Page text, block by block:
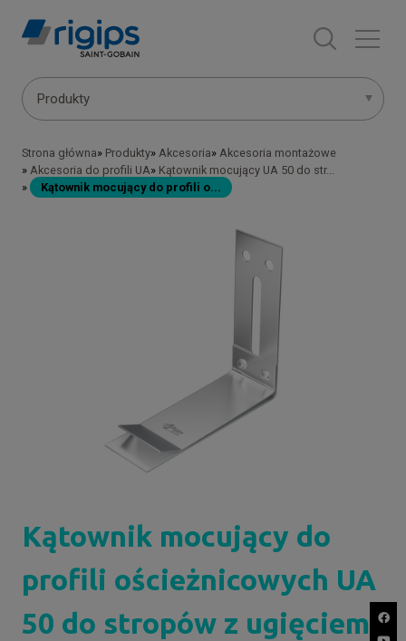
MainProdukty
Ścieżka
nawigacyjna
Strona główna Produkty Akcesoria
Akcesoria montażowe
Akcesoria do profili UA
Kątownik mocujący UA 50 do str...
Kątownik mocujący do profili o...
Kątownik mocujący do
profili ościeżnicowych UA
50 do stropów z ugięciem